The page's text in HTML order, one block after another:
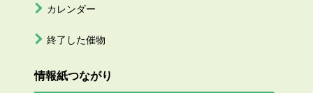
カレンダー
終了した催物
情報紙つながり